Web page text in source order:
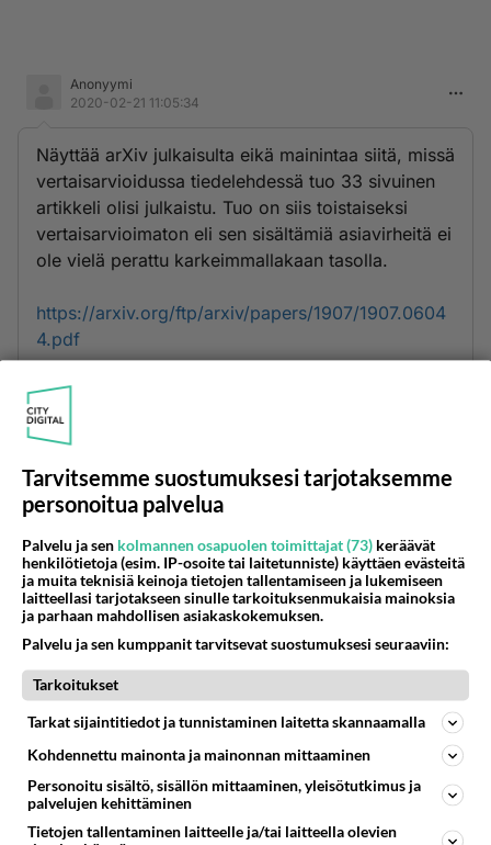
Anonyymi
2020-02-21 11:05:34
Näyttää arXiv julkaisulta eikä mainintaa siitä, missä
vertaisarvioidussa tiedelehdessä tuo 33 sivuinen
artikkeli olisi julkaistu. Tuo on siis toistaiseksi
vertaisarvioimaton eli sen sisältämiä asiavirheitä ei
ole vielä perattu karkeimmallakaan tasolla.
https://arxiv.org/ftp/arxiv/papers/1907/1907.0604
4.pdf
Mitä maaperän rooliin hiilidioksidin osalta tulee
niin se on tietenkin suuri varsinkin, jos puhutaan
pitkän ajan ilmiöistä. Merkittävä osa Maapallon
hiilestä on sidottuna kallioperän kalkkikiveen ja
dolomiittiin.
Äänestä Kommentoi
Anonyymi
2020-02-21 12:15:45
Vertaisarvaaminen on ehdottoman tärkeää. Sen
osoittavat seivästi Mannin ja Marcottin
tutkimukset.
Kommentoi
Anonyymi
2020-02-21 23:59:52
Tarvitsemme suostumuksesi tarjotaksemme
personoitua palvelua
Palvelu ja sen kolmannen osapuolen toimittajat (73) keräävät
henkilötietoja (esim. IP-osoite tai laitetunniste) käyttäen evästeitä
ja muita teknisiä keinoja tietojen tallentamiseen ja lukemiseen
laitteellasi tarjotakseen sinulle tarkoituksenmukaisia mainoksia
ja parhaan mahdollisen asiakaskokemuksen.
Palvelu ja sen kumppanit tarvitsevat suostumuksesi seuraaviin:
Tarkoitukset
Tarkat sijaintitiedot ja tunnistaminen laitetta skannaamalla
Kohdennettu mainonta ja mainonnan mittaaminen
Personoitu sisältö, sisällön mittaaminen, yleisötutkimus ja
palvelujen kehittäminen
Tietojen tallentaminen laitteelle ja/tai laitteella olevien